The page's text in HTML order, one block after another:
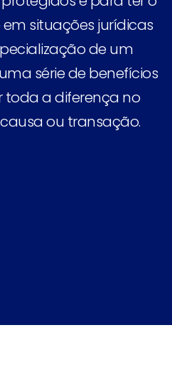
situações jurídicas
de um
série de benefícios
toda a diferença no
ou transação.